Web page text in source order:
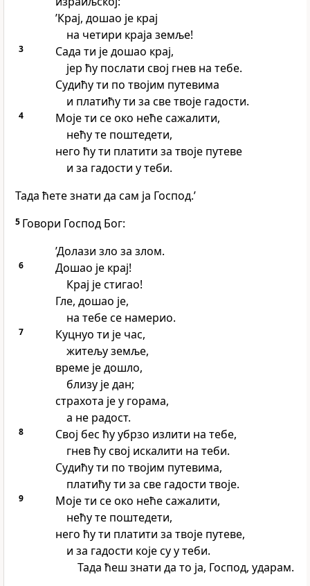
’Крај, дошао је крај
на четири краја земље!
3
Сада ти је дошао крај,
јер ћу послати свој гнев на тебе.
Судићу ти по твојим путевима
и платићу ти за све твоје гадости.
4
Моје ти се око неће сажалити,
нећу те поштедети,
него ћу ти платити за твоје путеве
и за гадости у теби.
Тада ћете знати да сам ја Господ.’
5 Говори Господ Бог:
’Долази зло за злом.
6
Дошао је крај!
Крај је стигао!
Гле, дошао је,
на тебе се намерио.
7
Куцнуо ти је час,
житељу земље,
време је дошло,
близу је дан;
страхота је у горама,
а не радост.
8
Свој бес ћу убрзо излити на тебе,
гнев ћу свој искалити на теби.
Судићу ти по твојим путевима,
платићу ти за све гадости твоје.
9
Моје ти се око неће сажалити,
нећу те поштедети,
него ћу ти платити за твоје путеве,
и за гадости које су у теби.
Тада ћеш знати да то ја, Господ, ударам.